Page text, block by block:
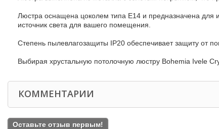
Люстра оснащена цоколем типа E14 и предназначена
источник света для вашего помещения.
Степень пылевлагозащиты IP20 обеспечивает защиту от
Выбирая хрустальную потолочную люстру Bohemia Ivele
КОММЕНТАРИИ
Оставьте отзыв первым!